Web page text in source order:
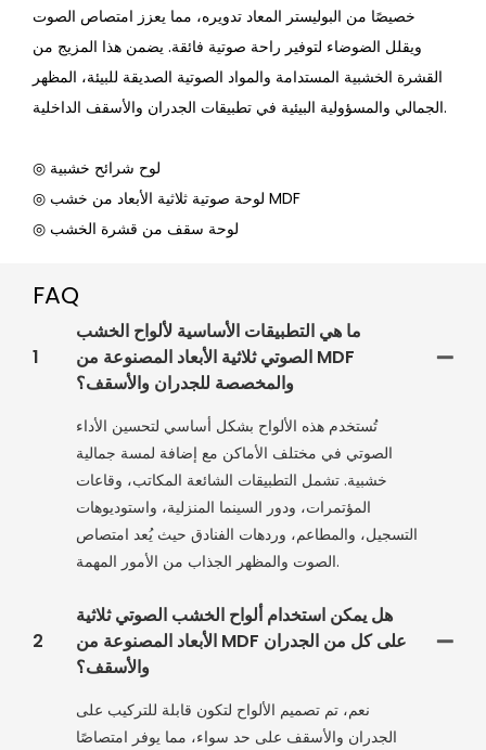
خصيصًا من البوليستر المعاد تدويره، مما يعزز امتصاص الصوت
ويقلل الضوضاء لتوفير راحة صوتية فائقة. يضمن هذا المزيج من
القشرة الخشبية المستدامة والمواد الصوتية الصديقة للبيئة، المظهر
الجمالي والمسؤولية البيئية في تطبيقات الجدران والأسقف الداخلية.
◎ لوح شرائح خشبية
◎ لوحة صوتية ثلاثية الأبعاد من خشب MDF
◎ لوحة سقف من قشرة الخشب
FAQ
1
ما هي التطبيقات الأساسية لألواح الخشب
الصوتي ثلاثية الأبعاد المصنوعة من MDF
والمخصصة للجدران والأسقف؟
تُستخدم هذه الألواح بشكل أساسي لتحسين الأداء
الصوتي في مختلف الأماكن مع إضافة لمسة جمالية
خشبية. تشمل التطبيقات الشائعة المكاتب، وقاعات
المؤتمرات، ودور السينما المنزلية، واستوديوهات
التسجيل، والمطاعم، وردهات الفنادق حيث يُعد امتصاص
الصوت والمظهر الجذاب من الأمور المهمة.
2
هل يمكن استخدام ألواح الخشب الصوتي ثلاثية
الأبعاد المصنوعة من MDF على كل من الجدران
والأسقف؟
نعم، تم تصميم الألواح لتكون قابلة للتركيب على
الجدران والأسقف على حد سواء، مما يوفر امتصاصًا